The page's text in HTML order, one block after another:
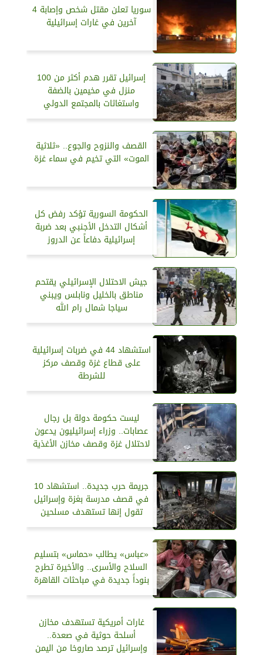
سوريا تعلن مقتل شخص وإصابة 4
آخرين في غارات إسرائيلية
إسرائيل تقرر هدم أكثر من 100
منزل في مخيمين بالضفة
واستغاثات بالمجتمع الدولي
القصف والنزوح والجوع.. «ثلاثية
الموت» التي تخيم في سماء غزة
الحكومة السورية تؤكد رفض كل
أشكال التدخل الأجنبي بعد ضربة
إسرائيلية دفاعاً عن الدروز
جيش الاحتلال الإسرائيلي يقتحم
مناطق بالخليل ونابلس ويبني
سياجا شمال رام الله
استشهاد 44 في ضربات إسرائيلية
على قطاع غزة وقصف مركز
للشرطة
ليست حكومة دولة بل رجال
عصابات.. وزراء إسرائيليون يدعون
لاحتلال غزة وقصف مخازن الأغذية
جريمة حرب جديدة.. استشهاد 10
في قصف مدرسة بغزة وإسرائيل
تقول إنها تستهدف مسلحين
«عباس» يطالب «حماس» بتسليم
السلاح والأسرى.. والأخيرة تطرح
بنوداً جديدة في مباحثات القاهرة
غارات أمريكية تستهدف مخازن
أسلحة‏ حوثية في صعدة..
وإسرائيل ترصد صاروخا من اليمن